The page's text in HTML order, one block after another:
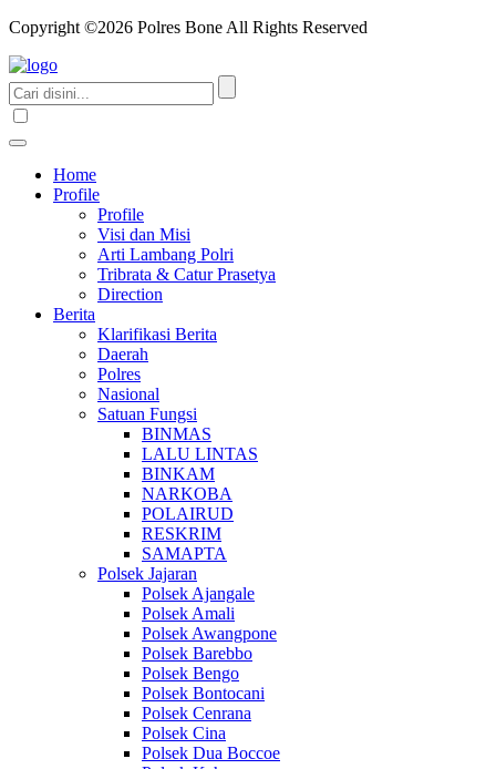
Copyright ©2026 Polres Bone All Rights Reserved
Home
Profile
Profile
Visi dan Misi
Arti Lambang Polri
Tribrata & Catur Prasetya
Direction
Berita
Klarifikasi Berita
Daerah
Polres
Nasional
Satuan Fungsi
BINMAS
LALU LINTAS
BINKAM
NARKOBA
POLAIRUD
RESKRIM
SAMAPTA
Polsek Jajaran
Polsek Ajangale
Polsek Amali
Polsek Awangpone
Polsek Barebbo
Polsek Bengo
Polsek Bontocani
Polsek Cenrana
Polsek Cina
Polsek Dua Boccoe